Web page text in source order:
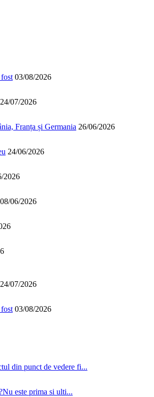
03/08/2026
24/07/2026
Franța și Germania 26/06/2026
24/06/2026
2026
08/06/2026
24/07/2026
03/08/2026
din punct de vedere fi...
este prima si ulti...